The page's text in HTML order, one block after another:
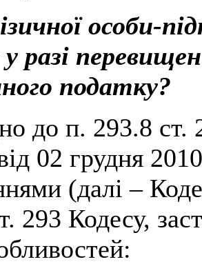
особи-
разі
податку?
до п. 293.8 ст.
02 грудня
(далі –
293 Кодесу,